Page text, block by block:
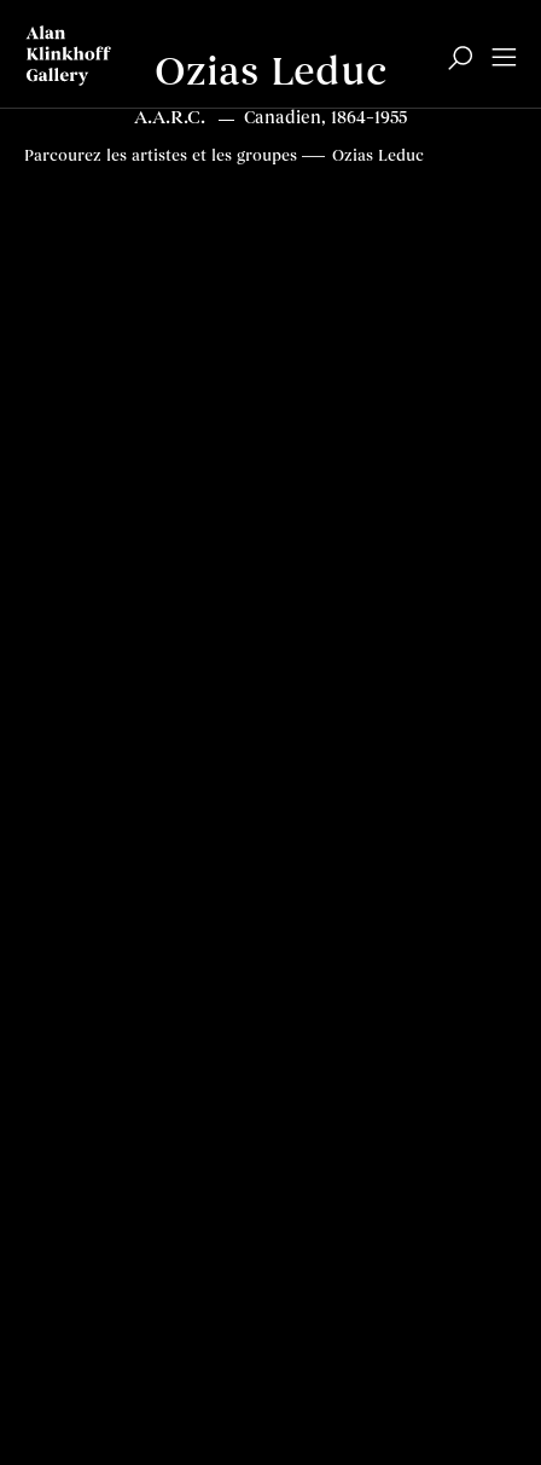
Biographie Articles
Parcourez les artistes et les groupes
Ozias Leduc
Ozias Leduc
A.A.R.C. Canadien, 1864–1955